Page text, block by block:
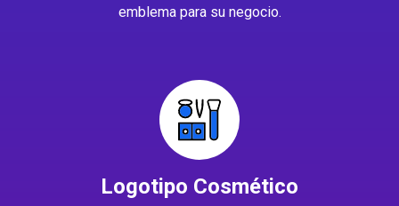
emblema para su negocio.
Logotipo Cosmético